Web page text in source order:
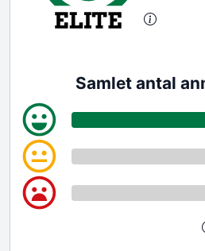
Samlet antal